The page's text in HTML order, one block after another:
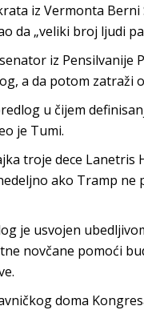
iz Vermonta
da „veliki broj ljudi
iz Pensilvanije
a da potom zatraži
u čijem
je Tumi.
troje dece Lanetris
ako Tramp ne
je usvojen
novčane pomoći
doma